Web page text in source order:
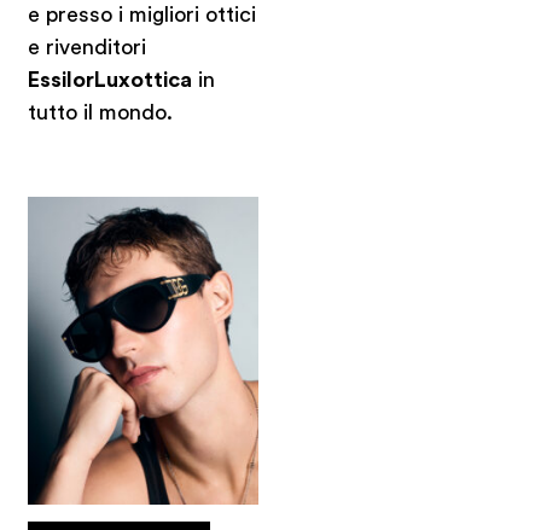
e presso i migliori ottici
e rivenditori
EssilorLuxottica in
tutto il mondo.